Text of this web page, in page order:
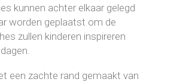
kunnen achter elkaar gelegd
worden geplaatst om de
zullen kinderen inspireren
een zachte rand gemaakt van